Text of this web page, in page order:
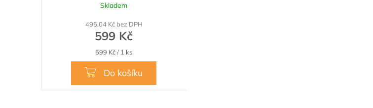
Skladem
495,04 Kč bez DPH
599 Kč
Měrná
cena:
599 Kč / 1 ks
Do košíku